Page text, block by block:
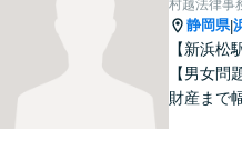
村越法律事
静岡県|
【新浜松
【男女問
財産まで